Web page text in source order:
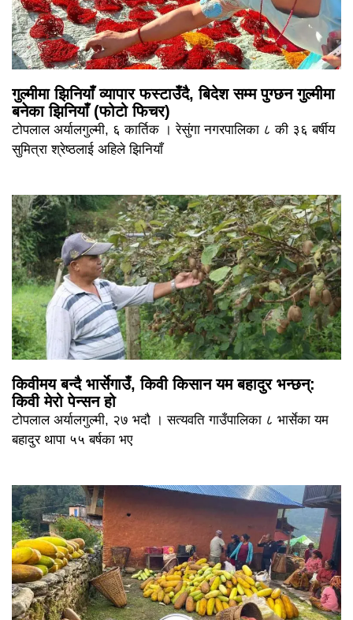
गुल्मीमा झिनियाँ व्यापार फस्टाउँदै, बिदेश सम्म पुग्छन गुल्मीमा
बनेका झिनियाँ (फोटो फिचर)
टोपलाल अर्यालगुल्मी, ६ कार्तिक । रेसुंगा नगरपालिका ८ की ३६ बर्षीय
सुमित्रा श्रेष्ठलाई अहिले झिनियाँ
किवीमय बन्दै भार्सेगाउँ, किवी किसान यम बहादुर भन्छन्:
किवी मेरो पेन्सन हो
टोपलाल अर्यालगुल्मी, २७ भदौ । सत्यवति गाउँपालिका ८ भार्सेका यम
बहादुर थापा ५५ बर्षका भए